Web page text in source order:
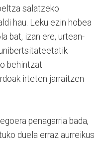
salatzeko
hau. Leku ezin hobea
bat, izan ere, urtean-
behintzat
irteten jarraitzen
penagarria bada,
duela erraz aurreikus